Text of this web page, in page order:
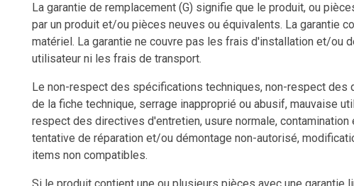
La garantie de remplacement (G) signifie que le produit, ou
par un produit et/ou pièces neuves ou équivalents. La garantie
matériel. La garantie ne couvre pas les frais d'installation et/ou
utilisateur ni les frais de transport.
Le non-respect des spécifications techniques, non-respect
de la fiche technique, serrage inapproprié ou abusif, mauvaise
respect des directives d'entretien, usure normale,
tentative de réparation et/ou démontage non-autorisé,
items non compatibles.